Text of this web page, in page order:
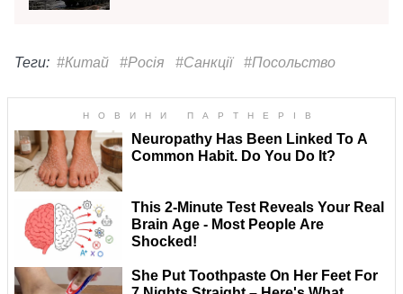
Теги: #Китай #Росія #Санкції #Посольство